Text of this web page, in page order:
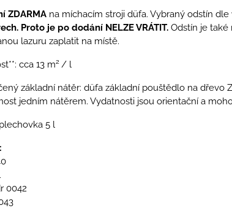
ZDARMAna míchacím stroji düfa. Vybraný odstín dle
Proto je po dodání NELZE VRÁTIT.Odstín je také
lazuru zaplatit na místě.
cca 13 m2 / l
základní nátěr: düfa základní pouštědlo na dřevo
jedním nátěrem. Vydatnosti jsou orientační a
plechovka 5 l
0042